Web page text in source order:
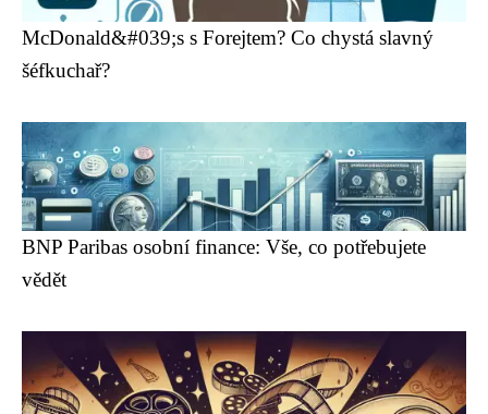
McDonald&#039;s s Forejtem? Co chystá slavný
šéfkuchař?
BNP Paribas osobní finance: Vše, co potřebujete
vědět